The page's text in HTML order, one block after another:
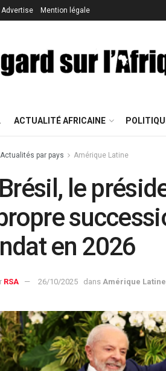
Advertise Mention légale
ACTUALITÉ AFRICAINE
Actualités par pays Amérique Latine
le
en 2026
RSA 26/10/2025 dans Amérique Latine